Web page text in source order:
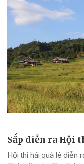
Sắp diễn ra Hội
Hội thi hái quả lê diễn